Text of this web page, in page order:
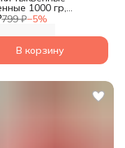
799 ₽−5%
1000 гр,
от Narmak
В корзину